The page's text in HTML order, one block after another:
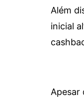
Além
inicial
Apesar